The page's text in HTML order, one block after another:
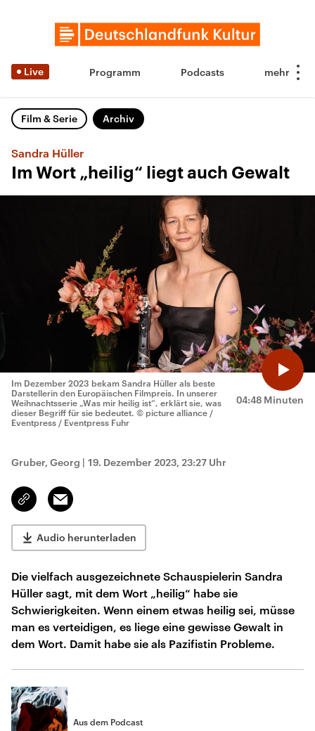
Live Programm Podcasts
Film & Serie Archiv
Sandra Hüller
Im Wort „heilig“ liegt auch Gewalt
04:48 Minuten
Im Dezember 2023 bekam Sandra Hüller als beste
Darstellerin den Europäischen Filmpreis. In unserer
Weihnachtsserie „Was mir heilig ist“, erklärt sie, was
dieser Begriff für sie bedeutet. © picture alliance /
Eventpress / Eventpress Fuhr
Gruber, Georg | 19. Dezember 2023, 23:27 Uhr
Link
kopieren/teilen
Email
Audio herunterladen
Die vielfach ausgezeichnete Schauspielerin Sandra
Hüller sagt, mit dem Wort „heilig“ habe sie
Schwierigkeiten. Wenn einem etwas heilig sei, müsse
man es verteidigen, es liege eine gewisse Gewalt in
dem Wort. Damit habe sie als Pazifistin Probleme.
Aus dem Podcast